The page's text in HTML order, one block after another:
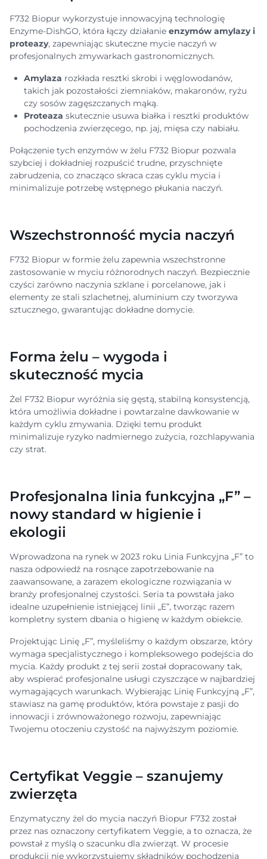
F732 Biopur wykorzystuje innowacyjną technologię
Enzyme-DishGO, która łączy działanie enzymów amylazy i
proteazy, zapewniając skuteczne mycie naczyń w
profesjonalnych zmywarkach gastronomicznych.
Amylaza rozkłada resztki skrobi i węglowodanów,
takich jak pozostałości ziemniaków, makaronów, ryżu
czy sosów zagęszczanych mąką.
Proteaza skutecznie usuwa białka i resztki produktów
pochodzenia zwierzęcego, np. jaj, mięsa czy nabiału.
Połączenie tych enzymów w żelu F732 Biopur pozwala
szybciej i dokładniej rozpuścić trudne, przyschnięte
zabrudzenia, co znacząco skraca czas cyklu mycia i
minimalizuje potrzebę wstępnego płukania naczyń.
Wszechstronność mycia naczyń
F732 Biopur w formie żelu zapewnia wszechstronne
zastosowanie w myciu różnorodnych naczyń. Bezpiecznie
czyści zarówno naczynia szklane i porcelanowe, jak i
elementy ze stali szlachetnej, aluminium czy tworzywa
sztucznego, gwarantując dokładne domycie.
Forma żelu – wygoda i
skuteczność mycia
Żel F732 Biopur wyróżnia się gęstą, stabilną konsystencją,
która umożliwia dokładne i powtarzalne dawkowanie w
każdym cyklu zmywania. Dzięki temu produkt
minimalizuje ryzyko nadmiernego zużycia, rozchlapywania
czy strat.
Profesjonalna linia funkcyjna „F” –
nowy standard w higienie i
ekologii
Wprowadzona na rynek w 2023 roku Linia Funkcyjna „F” to
nasza odpowiedź na rosnące zapotrzebowanie na
zaawansowane, a zarazem ekologiczne rozwiązania w
branży profesjonalnej czystości. Seria ta powstała jako
idealne uzupełnienie istniejącej linii „E”, tworząc razem
kompletny system dbania o higienę w każdym obiekcie.
Projektując Linię „F”, myśleliśmy o każdym obszarze, który
wymaga specjalistycznego i kompleksowego podejścia do
mycia. Każdy produkt z tej serii został dopracowany tak,
aby wspierać profesjonalne usługi czyszczące w najbardziej
wymagających warunkach. Wybierając Linię Funkcyjną „F”,
stawiasz na gamę produktów, która powstaje z pasji do
innowacji i zrównoważonego rozwoju, zapewniając
Twojemu otoczeniu czystość na najwyższym poziomie.
Certyfikat Veggie – szanujemy
zwierzęta
Enzymatyczny żel do mycia naczyń Biopur F732 został
przez nas oznaczony certyfikatem Veggie, a to oznacza, że
powstał z myślą o szacunku dla zwierząt. W procesie
produkcji nie wykorzystujemy składników pochodzenia